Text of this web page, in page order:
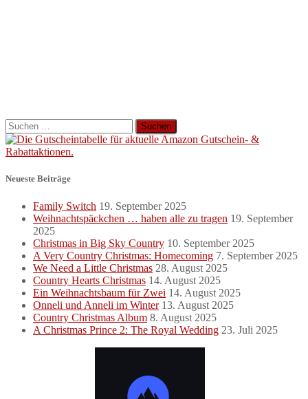
Suchen
nach:
Neueste Beiträge
Family Switch 19. September 2025
Weihnachtspäckchen … haben alle zu tragen 19. September
2025
Christmas in Big Sky Country 10. September 2025
A Very Country Christmas: Homecoming 7. September 2025
We Need a Little Christmas 28. August 2025
Country Hearts Christmas 14. August 2025
Ein Weihnachtsbaum für Zwei 14. August 2025
Onneli und Anneli im Winter 13. August 2025
Country Christmas Album 8. August 2025
A Christmas Prince 2: The Royal Wedding 23. Juli 2025